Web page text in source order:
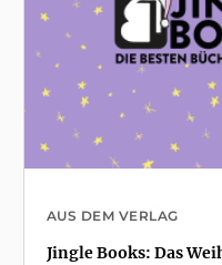
AUS DEM VERLAG
Jingle Books: Das